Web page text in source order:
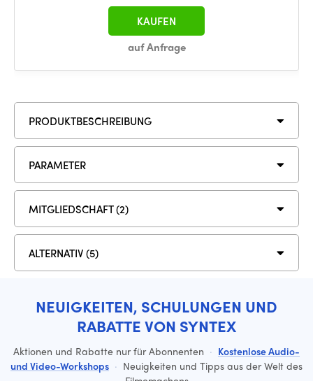
auf Anfrage
KAUFEN
PRODUKTBESCHREIBUNG
PARAMETER
MITGLIEDSCHAFT (2)
ALTERNATIV (5)
NEUIGKEITEN, SCHULUNGEN UND
RABATTE VON SYNTEX
Aktionen und Rabatte nur für Abonnenten · Kostenlose Audio-
und Video-Workshops · Neuigkeiten und Tipps aus der Welt des